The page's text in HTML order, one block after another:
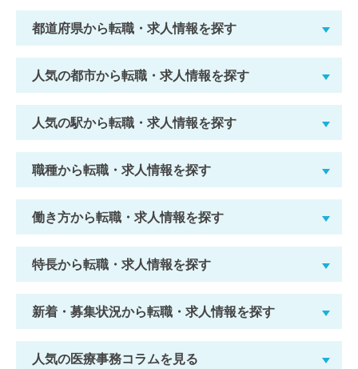
都道府県から転職・求人情報を探す
人気の都市から転職・求人情報を探す
人気の駅から転職・求人情報を探す
職種から転職・求人情報を探す
働き方から転職・求人情報を探す
特長から転職・求人情報を探す
新着・募集状況から転職・求人情報を探す
人気の医療事務コラムを見る